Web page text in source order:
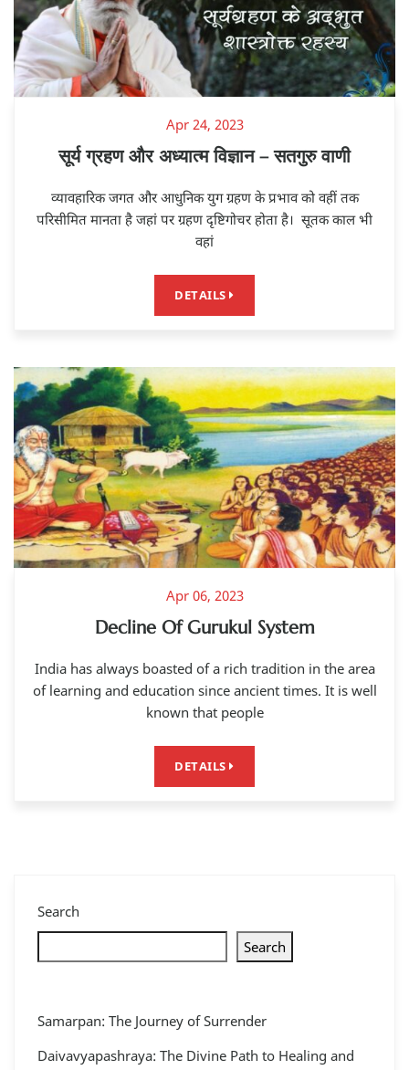
Apr 24, 2023
सूर्य ग्रहण और अध्यात्म विज्ञान – सतगुरु वाणी
व्यावहारिक जगत और आधुनिक युग ग्रहण के प्रभाव को वहीं तक
परिसीमित मानता है जहां पर ग्रहण दृष्टिगोचर होता है। सूतक काल भी
वहां
DETAILS
Apr 06, 2023
Decline Of Gurukul System
India has always boasted of a rich tradition in the area
of learning and education since ancient times. It is well
known that people
DETAILS
Search
Search
Samarpan: The Journey of Surrender
Daivavyapashraya: The Divine Path to Healing and